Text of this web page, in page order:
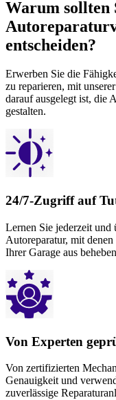
Warum sollten
entscheiden?
Erwerben Sie die
zu reparieren, mit
darauf ausgelegt ist, die
gestalten.
24/7-Zugriff auf
Lernen Sie jederzeit
Autoreparatur, mit
Ihrer Garage aus
Von Experten
Von zertifizierten
Genauigkeit und
zuverlässige